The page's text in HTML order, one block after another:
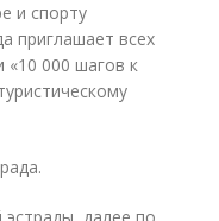
и спорту
приглашает всех
«10 000 шагов к